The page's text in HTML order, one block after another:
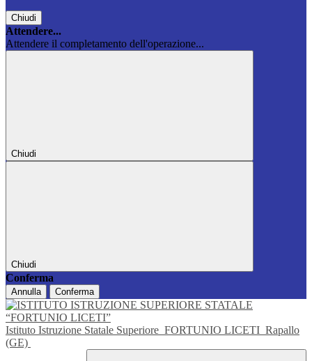
Chiudi
Attendere...
Attendere il completamento dell'operazione...
Chiudi
Chiudi
Conferma
Annulla Conferma
Istituto Istruzione Statale Superiore FORTUNIO LICETI Rapallo
(GE)